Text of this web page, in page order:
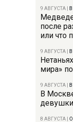
9 АВГУСТА
после
или что
9 АВГУСТА
мира»
9 АВГУСТА
В
8 АВГУСТА